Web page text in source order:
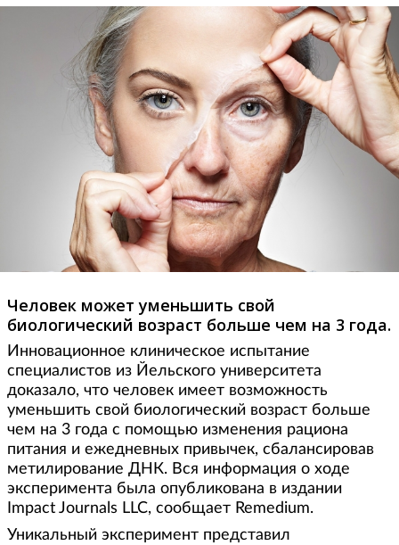
Человек может уменьшить свой
биологический возраст больше чем на 3 года.
Инновационное клиническое испытание
специалистов из Йельского университета
доказало, что человек имеет возможность
уменьшить свой биологический возраст больше
чем на 3 года с помощью изменения рациона
питания и ежедневных привычек, сбалансировав
метилирование ДНК. Вся информация о ходе
эксперимента была опубликована в издании
Impact Journals LLC, сообщает Remedium.
Уникальный эксперимент представил